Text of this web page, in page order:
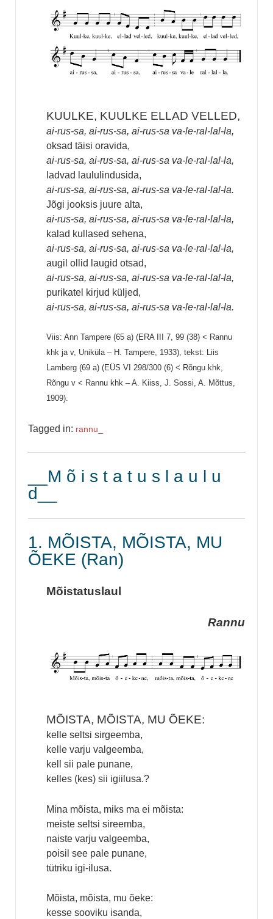
KUULKE, KUULKE ELLAD VELLED,
ai-rus-sa, ai-rus-sa, ai-rus-sa va-le-ral-lal-la,
oksad täisi oravida,
ai-rus-sa, ai-rus-sa, ai-rus-sa va-le-ral-lal-la,
ladvad laululindusida,
ai-rus-sa, ai-rus-sa, ai-rus-sa va-le-ral-lal-la.
Jõgi jooksis juure alta,
ai-rus-sa, ai-rus-sa, ai-rus-sa va-le-ral-lal-la,
kalad kullased sehena,
ai-rus-sa, ai-rus-sa, ai-rus-sa va-le-ral-lal-la,
augil ollid laugid otsad,
ai-rus-sa, ai-rus-sa, ai-rus-sa va-le-ral-lal-la,
purikatel kirjud küljed,
ai-rus-sa, ai-rus-sa, ai-rus-sa va-le-ral-lal-la.
Viis: Ann Tampere (65 a) (ERA III 7, 99 (38) < Rannu
khk ja v, Uniküla – H. Tampere, 1933), tekst: Liis
Lamberg (69 a) (EÜS VI 298/300 (6) < Rõngu khk,
Rõngu v < Rannu khk – A. Kiiss, J. Sossi, A. Mõttus,
1909).
Tagged in: rannu_
__M õ i s t a t u s l a u l u
d__
1. MÕISTA, MÕISTA, MU
ÕEKE (Ran)
Mõistatuslaul
Rannu
MÕISTA, MÕISTA, MU ÕEKE:
kelle seltsi sirgeemba,
kelle varju valgeemba,
kell sii pale punane,
kelles (kes) sii igiilusa.?
Mina mõista, miks ma ei mõista:
meiste seltsi sireemba,
naiste varju valgeemba,
poisil see pale punane,
tütriku igi-ilusa.
Mõista, mõista, mu õeke:
kesse sooviku isanda,